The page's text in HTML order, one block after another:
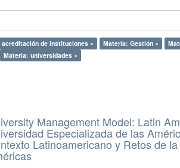
de instituciones × Materia: Gestión ×
Materia: universidades ×
Management Model: Latin
Especializada de las
Latinoamericano y Retos de